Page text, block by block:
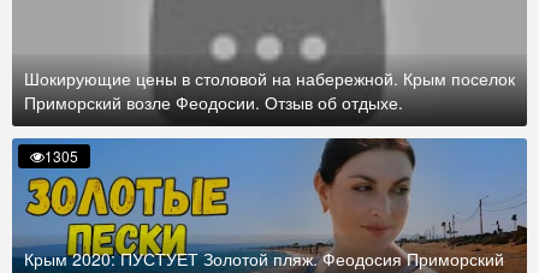
Шокирующие цены в столовой на набережной. Крым поселок
Приморский возле Феодосии. Отзыв об отдыхе.
Крым 2020: ПУСТУЕТ Золотой пляж. Феодосия Приморский
1305